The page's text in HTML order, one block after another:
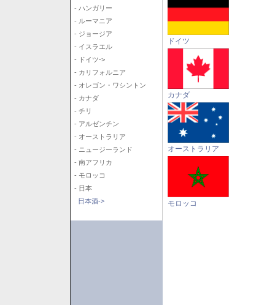
- ハンガリー
- ルーマニア
- ジョージア
- イスラエル
- ドイツ->
- カリフォルニア
- オレゴン・ワシントン
- カナダ
- チリ
- アルゼンチン
- オーストラリア
- ニュージーランド
- 南アフリカ
- モロッコ
- 日本
日本酒->
ドイツ
カナダ
オーストラリア
モロッコ